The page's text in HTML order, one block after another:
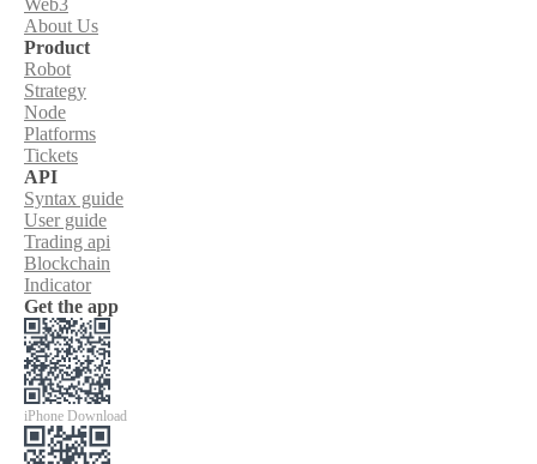
Web3
About Us
Product
Robot
Strategy
Node
Platforms
Tickets
API
Syntax guide
User guide
Trading api
Blockchain
Indicator
Get the app
iPhone Download